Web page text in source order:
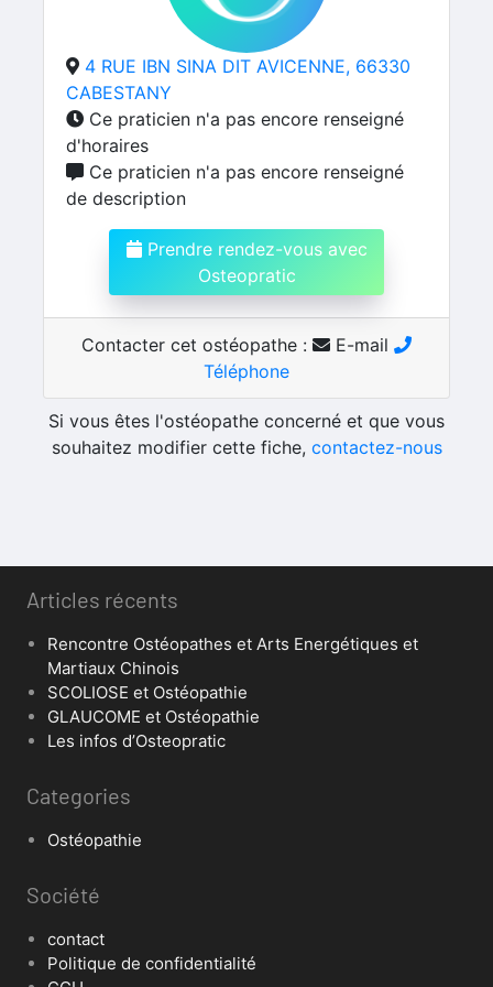
4 RUE IBN SINA DIT AVICENNE, 66330
CABESTANY
Ce praticien n'a pas encore renseigné
d'horaires
Ce praticien n'a pas encore renseigné
de description
Prendre rendez-vous avec
Osteopratic
Contacter cet ostéopathe :
E-mail
Téléphone
Si vous êtes l'ostéopathe concerné et que vous
souhaitez modifier cette fiche, contactez-nous
Articles récents
Rencontre Ostéopathes et Arts Energétiques et
Martiaux Chinois
SCOLIOSE et Ostéopathie
GLAUCOME et Ostéopathie
Les infos d’Osteopratic
Categories
Ostéopathie
Société
contact
Politique de confidentialité